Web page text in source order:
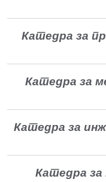
Катедра за
Катедра за
Катедра за
Катедра